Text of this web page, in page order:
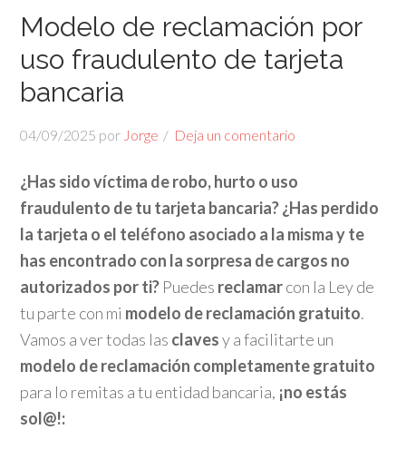
Modelo de reclamación por
uso fraudulento de tarjeta
bancaria
04/09/2025 por Jorge Deja un comentario
¿Has sido víctima de robo, hurto o uso
fraudulento de tu tarjeta bancaria?¿Has perdido
la tarjeta o el teléfono asociado a la misma y te
has encontrado con la sorpresa de cargos no
autorizados por ti? Puedes reclamarcon la Ley de
tu parte con mi modelo de reclamación gratuito.
Vamos a ver todas las clavesy a facilitarte un
modelo de reclamación completamente gratuito
para lo remitas a tu entidad bancaria, ¡no estás
sol@!: